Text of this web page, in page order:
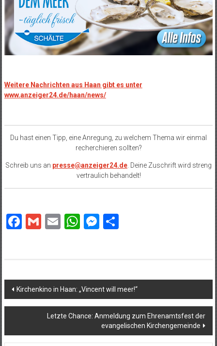
Weitere Nachrichten aus Haan gibt es unter
www.anzeiger24.de/haan/news/
Du hast einen Tipp, eine Anregung, zu welchem Thema wir einmal
recherchieren sollten?
Schreib uns an presse@anzeiger24.de. Deine Zuschrift wird streng
vertraulich behandelt!
Facebook
GmailEmailWhatsApp
Messenger
Beitragsnavigation
Kirchenkino in Haan: „Vincent will meer!“
Letzte Chance: Anmeldung zum Ehrenamtsfest der
evangelischen Kirchengemeinde